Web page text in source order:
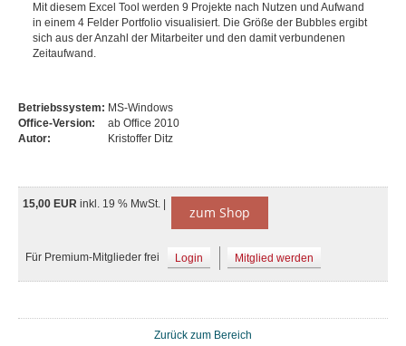
Mit diesem Excel Tool werden 9 Projekte nach Nutzen und Aufwand
in einem 4 Felder Portfolio visualisiert. Die Größe der Bubbles ergibt
sich aus der Anzahl der Mitarbeiter und den damit verbundenen
Zeitaufwand.
Betriebssystem: MS-Windows
Office-Version:
ab Office 2010
Autor:
Kristoffer Ditz
15,00 EUR inkl. 19 % MwSt. | zum Shop
Für Premium-Mitglieder frei Login Mitglied werden
Zurück zum Bereich